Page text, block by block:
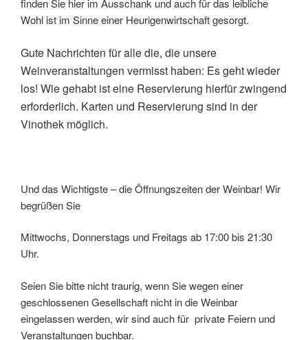
finden Sie hier im Ausschank und auch für das leibliche
Wohl ist im Sinne einer Heurigenwirtschaft gesorgt.
Gute Nachrichten für alle die, die unsere
Weinveranstaltungen vermisst haben: Es geht wieder
los! Wie gehabt ist eine Reservierung hierfür zwingend
erforderlich. Karten und Reservierung sind in der
Vinothek möglich.
Und das Wichtigste – die Öffnungszeiten der Weinbar! Wir
begrüßen Sie
Mittwochs, Donnerstags und Freitags ab 17:00 bis 21:30
Uhr.
Seien Sie bitte nicht traurig, wenn Sie wegen einer
geschlossenen Gesellschaft nicht in die Weinbar
eingelassen werden, wir sind auch für private Feiern und
Veranstaltungen buchbar.